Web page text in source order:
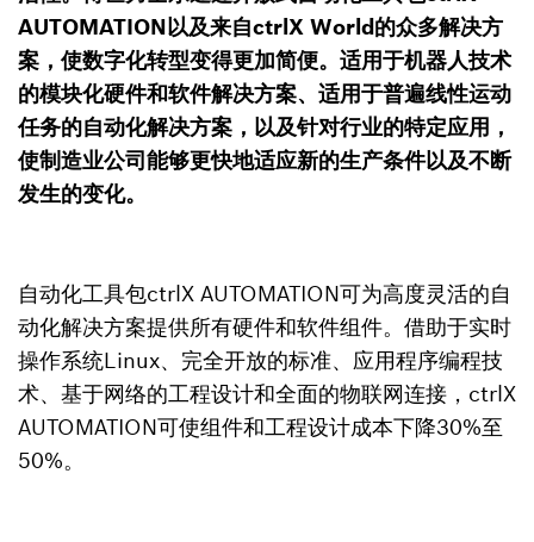
AUTOMATION以及来自ctrlX World的众多解决方
案，使数字化转型变得更加简便。适用于机器人技术
的模块化硬件和软件解决方案、适用于普遍线性运动
任务的自动化解决方案，以及针对行业的特定应用，
使制造业公司能够更快地适应新的生产条件以及不断
发生的变化。
自动化工具包ctrlX AUTOMATION可为高度灵活的自
动化解决方案提供所有硬件和软件组件。借助于实时
操作系统Linux、完全开放的标准、应用程序编程技
术、基于网络的工程设计和全面的物联网连接，ctrlX
AUTOMATION可使组件和工程设计成本下降30%至
50%。